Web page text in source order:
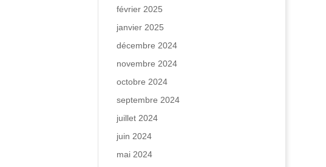
février 2025
janvier 2025
décembre 2024
novembre 2024
octobre 2024
septembre 2024
juillet 2024
juin 2024
mai 2024